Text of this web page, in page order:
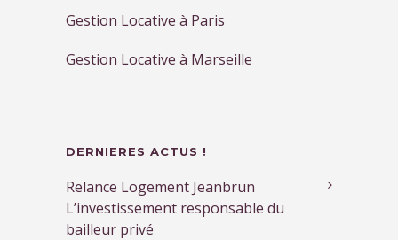
Gestion Locative à Paris
Gestion Locative à Marseille
DERNIERES ACTUS !
Relance Logement Jeanbrun
L’investissement responsable du
bailleur privé